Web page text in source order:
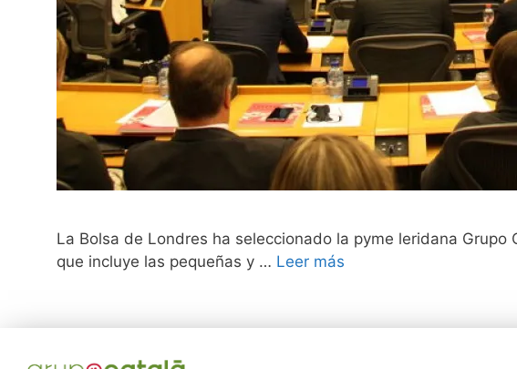
La Bolsa de Londres ha seleccionado la pyme leridana
que incluye las pequeñas y … Leer más